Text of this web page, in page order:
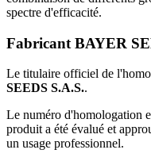
spectre d'efficacité.
Fabricant BAYER
Le titulaire officiel de
SEEDS S.A.S..
Le numéro d'homologation
produit a été évalué et
un usage professionnel.